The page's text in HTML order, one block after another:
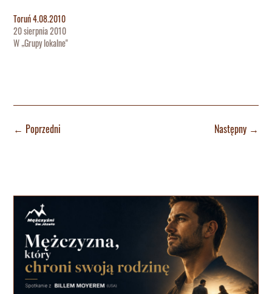
Toruń 4.08.2010
20 sierpnia 2010
W „Grupy lokalne"
← Poprzedni Następny→